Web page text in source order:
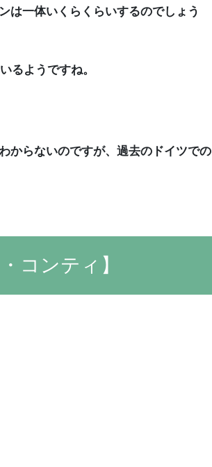
は一体いくらくらいするのでしょう
るようですね。
からないのですが、過去のドイツでの
コンティ】